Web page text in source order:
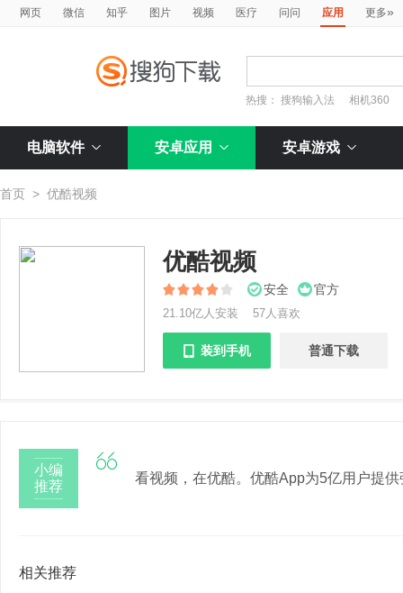
网页 微信 知乎 图片 视频 医疗 问问 应用 更多»
热搜：搜狗输入法 相机360
电脑软件 安卓应用 安卓游戏
首页 > 优酷视频
优酷视频
安全 官方
21.10亿人安装 57人喜欢
 装到手机 普通下载
小编
推荐

看视频，在优酷。优酷App为5亿用户提
相关推荐